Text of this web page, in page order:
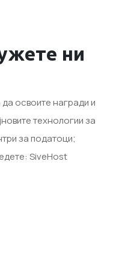
ни
освоите награди и
технологии за
за податоци;
SiveHost